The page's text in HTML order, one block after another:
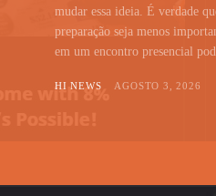
mudar essa ideia. É verdade
preparação seja menos
em um encontro presencial
HI NEWS AGOSTO 3, 2026